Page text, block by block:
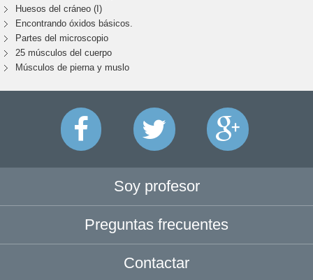
Huesos del cráneo (I)
Encontrando óxidos básicos.
Partes del microscopio
25 músculos del cuerpo
Músculos de pierna y muslo
Soy profesor
Preguntas frecuentes
Contactar